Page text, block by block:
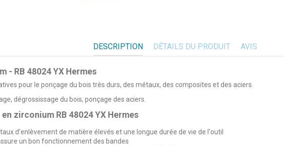
DESCRIPTION DÉTAILS DU PRODUIT AVIS
- RB 48024 YX Hermes
pour le ponçage du bois très durs, des métaux, des composites et des aciers.
dégrossissage du bois, ponçage des aciers.
zirconium RB 48024 YX Hermes
d'enlèvement de matière élevés et une longue durée de vie de l'outil
un bon fonctionnement des bandes